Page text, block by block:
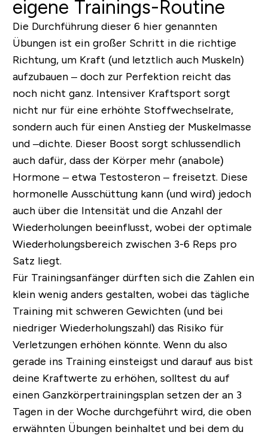
eigene Trainings-Routine
Die Durchführung dieser 6 hier genannten
Übungen ist ein großer Schritt in die richtige
Richtung, um Kraft (und letztlich auch Muskeln)
aufzubauen – doch zur Perfektion reicht das
noch nicht ganz. Intensiver Kraftsport sorgt
nicht nur für eine erhöhte Stoffwechselrate,
sondern auch für einen Anstieg der Muskelmasse
und –dichte. Dieser Boost sorgt schlussendlich
auch dafür, dass der Körper mehr (anabole)
Hormone – etwa Testosteron – freisetzt. Diese
hormonelle Ausschüttung kann (und wird) jedoch
auch über die Intensität und die Anzahl der
Wiederholungen beeinflusst, wobei der optimale
Wiederholungsbereich zwischen 3-6 Reps pro
Satz liegt.
Für Trainingsanfänger dürften sich die Zahlen ein
klein wenig anders gestalten, wobei das tägliche
Training mit schweren Gewichten (und bei
niedriger Wiederholungszahl) das Risiko für
Verletzungen erhöhen könnte. Wenn du also
gerade ins Training einsteigst und darauf aus bist
deine Kraftwerte zu erhöhen, solltest du auf
einen Ganzkörpertrainingsplan setzen der an 3
Tagen in der Woche durchgeführt wird, die oben
erwähnten Übungen beinhaltet und bei dem du